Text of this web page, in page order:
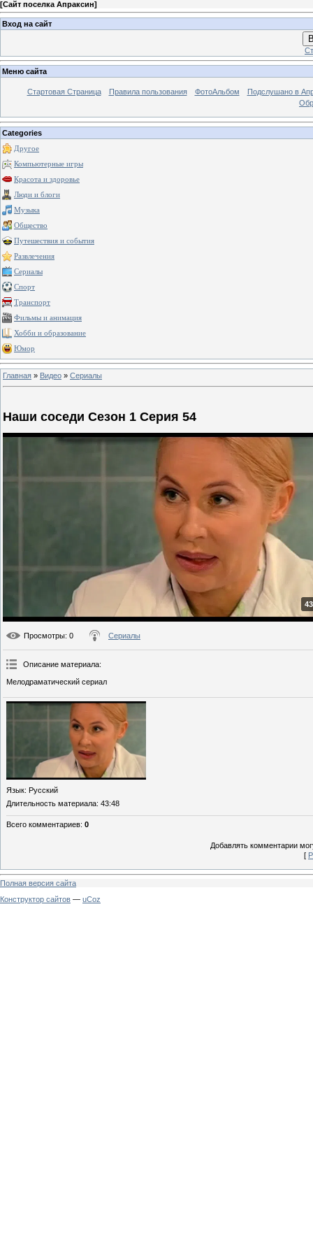
[Сайт поселка Апраксин]
Вход на сайт
Меню сайта
Стартовая Страница Правила пользования ФотоАльбом
Подслушано в
Categories
Другое
Компьютерные игры
Красота и здоровье
Люди и блоги
Музыка
Общество
Путешествия и события
Развлечения
Сериалы
Спорт
Транспорт
Фильмы и анимация
Хобби и образование
Юмор
Главная » Видео » Сериалы
Наши соседи Сезон 1 Серия 54
Просмотры: 0 Сериалы
Описание материала:
Мелодраматический сериал
Язык: Русский
Длительность материала: 43:48
Всего комментариев: 0
Добавлять комментарии
[
Полная версия сайта
Конструктор сайтов — uCoz